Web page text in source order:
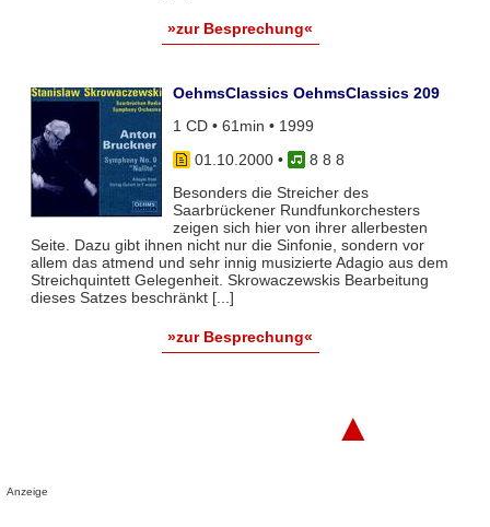
»zur Besprechung«
OehmsClassics OehmsClassics 209
1 CD • 61min • 1999
01.10.2000•
8 8 8
Besonders die Streicher des
Saarbrückener Rundfunkorchesters
zeigen sich hier von ihrer allerbesten
Seite. Dazu gibt ihnen nicht nur die Sinfonie, sondern vor
allem das atmend und sehr innig musizierte Adagio aus dem
Streichquintett Gelegenheit. Skrowaczewskis Bearbeitung
dieses Satzes beschränkt [...]
»zur Besprechung«
▲
Anzeige